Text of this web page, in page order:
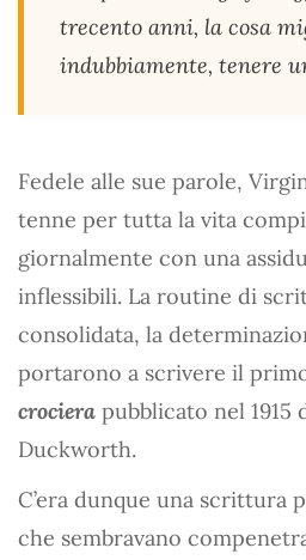
trecento anni, la cosa
indubbiamente, tenere
Fedele alle sue parole,
tenne per tutta la vita
giornalmente con una
inflessibili. La routine di
consolidata, la
portarono a scrivere il
crociera pubblicato nel 1915
Duckworth.
C’era dunque una scrittura
che sembravano